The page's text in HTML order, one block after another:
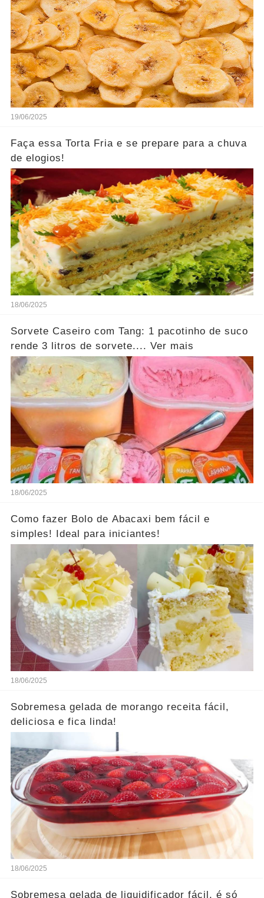
19/06/2025
Faça essa Torta Fria e se prepare para a chuva
de elogios!
18/06/2025
Sorvete Caseiro com Tang: 1 pacotinho de suco
rende 3 litros de sorvete.... Ver mais
18/06/2025
Como fazer Bolo de Abacaxi bem fácil e
simples! Ideal para iniciantes!
18/06/2025
Sobremesa gelada de morango receita fácil,
deliciosa e fica linda!
18/06/2025
Sobremesa gelada de liquidificador fácil, é só